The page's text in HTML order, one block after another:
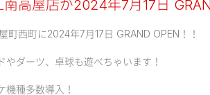
高屋店が2024年7月17日
西町に2024年7月17日 GRAND OPEN！！
ダーツ、卓球も遊べちゃいます！
種多数導入！